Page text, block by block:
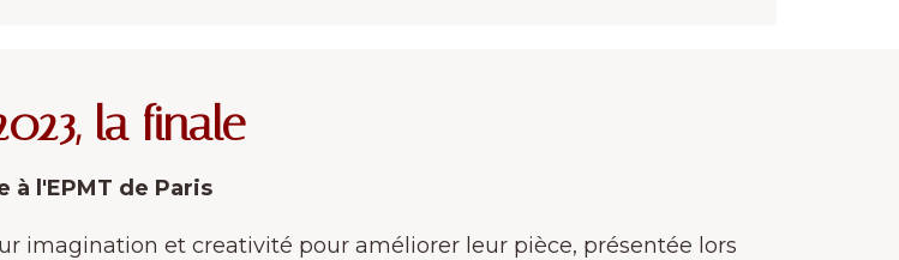
la finale
à l'EPMT de Paris
imagination et creativité pour améliorer leur pièce, présentée lors